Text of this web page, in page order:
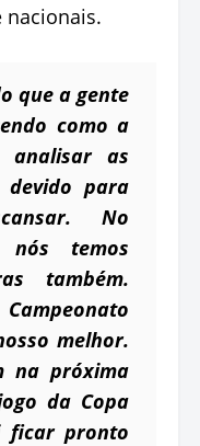
nacionais.
que a gente
como a
analisar as
devido para
No
nós temos
também.
melhor.
na próxima
da Copa
ficar pronto